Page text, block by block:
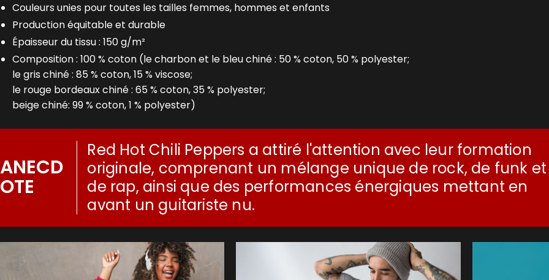
Couleurs unies pour toutes les tailles femmes, hommes et enfants
Production équitable et durable
Épaisseur du tissu : 150 g/m²
Composition : 100 % coton (le charbon et le bleu chiné : 50 % coton, 50 % polyester;
le gris chiné : 85 % coton, 15 % viscose;
le rouge bordeaux chiné : 65 % coton, 35 % polyester;
beige chiné: 99 % coton, 1 % polyester)
ANECD
OTE
Red Hot Chili Peppers a attiré l'attention avec leur formation
originale, comprenant un mélange unique de rock, de funk et
de rap, ainsi que des performances énergiques mettant en
avant un guitariste nu.